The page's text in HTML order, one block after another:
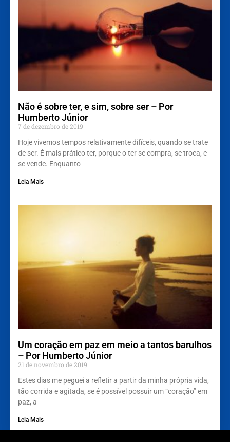
Não é sobre ter, e sim, sobre ser – Por
Humberto Júnior
7 de dezembro de 2019
Hoje vivemos tempos relativamente difíceis, quando se trate
de ser. É mais prático ter, porque o ter se compra, se troca, e
se vende. Enquanto
Leia Mais
Um coração em paz em meio a tantos barulhos
– Por Humberto Júnior
21 de novembro de 2019
Estes dias me peguei a refletir a partir da minha própria vida,
tão corrida e agitada, se é possível possuir um “coração” em
paz, a
Leia Mais